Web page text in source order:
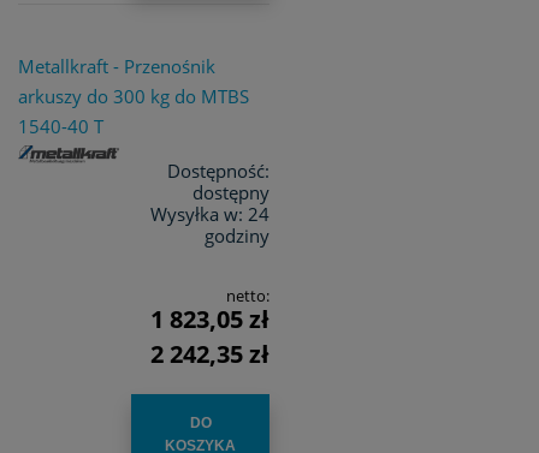
Metallkraft - Przenośnik
arkuszy do 300 kg do MTBS
1540-40 T
Dostępność:
dostępny
Wysyłka w: 24
godziny
netto:
1 823,05 zł
2 242,35 zł
DO
KOSZYKA